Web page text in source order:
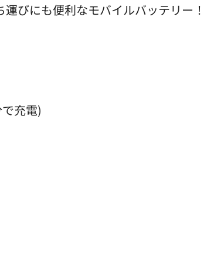
びにも便利なモバイルバッテリー！
充電)